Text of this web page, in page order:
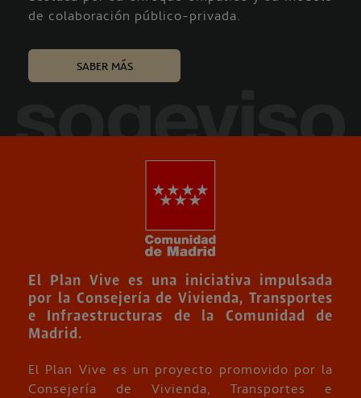
de colaboración público-privada.
SABER MÁS
El Plan Vive es una iniciativa impulsada
por la Consejería de Vivienda, Transportes
e Infraestructuras de la Comunidad de
Madrid.
El Plan Vive es un proyecto promovido por la
Consejería de Vivienda, Transportes e